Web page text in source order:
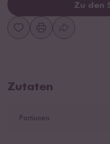
Zu den
Zutaten
Portionen